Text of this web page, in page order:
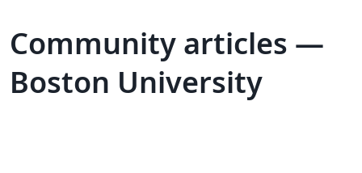
Community articles —
Boston University